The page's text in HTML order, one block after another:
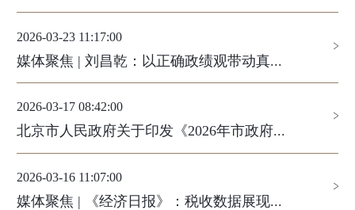
2026-03-23 11:17:00
媒体聚焦 | 刘昌乾：以正确政绩观带动真...
2026-03-17 08:42:00
北京市人民政府关于印发《2026年市政府...
2026-03-16 11:07:00
媒体聚焦 | 《经济日报》：税收数据展现...